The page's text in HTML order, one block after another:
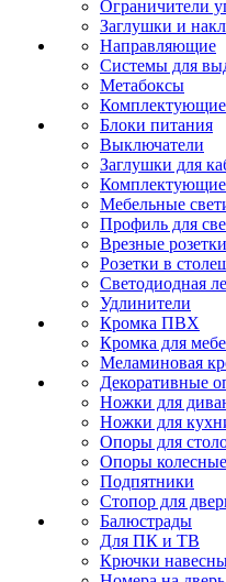
Ограничители
Заглушки и
Направляющие
Системы для
Метабоксы
Комплектующие
Блоки питания
Выключатели
Заглушки для
Мебельные
Профиль для
Врезные розетки
Розетки в
Светодиодная
Удлинители
Кромка ПВХ
Кромка для
Меламиновая
Декоративные
Ножки для
Ножки для
Опоры для
Опоры колесные
Подпятники
Стопор для
Балюстрады
Для ПК и ТВ
Крючки